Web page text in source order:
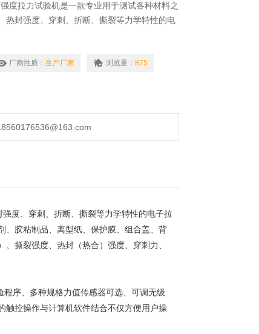
度拉力试验机是一款专业用于测试各种材料之
热封强度、穿刺、折断、撕裂等力学特性的电
厂商性质： 生产厂家 浏览量： 875
度、穿刺、折断、撕裂等力学特性的电子拉
、胶粘制品、离型纸、保护膜、组合盖、背
撕裂强度、热封（热合）强度、穿刺力、
序、多种规格力值传感器可选、可调无级
触控操作与计算机软件结合不仅方便用户操